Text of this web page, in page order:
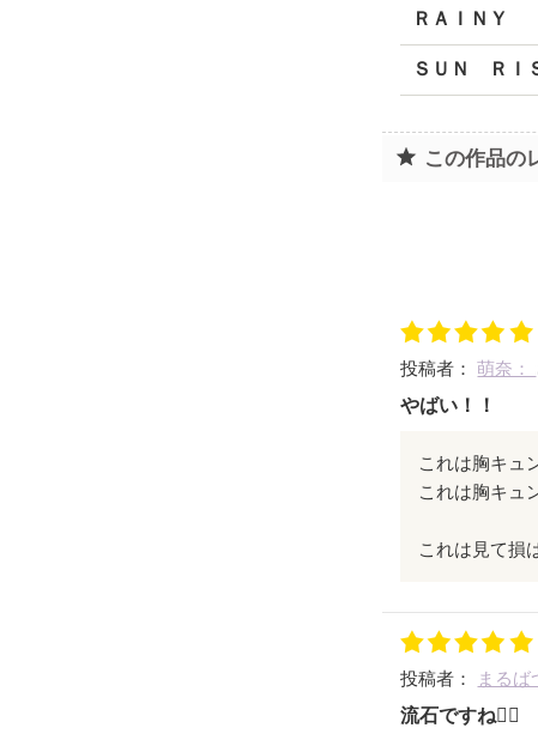
ＲＡＩＮＹ
ＳＵＮ ＲＩ
この作品の
投稿者：萌奈：
やばい！！
これは胸キュ
これは胸キュ
これは見て損
投稿者： まるば
流石ですね